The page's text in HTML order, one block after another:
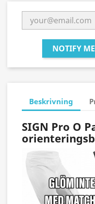
NOTIFY
Beskrivning
SIGN Pro O